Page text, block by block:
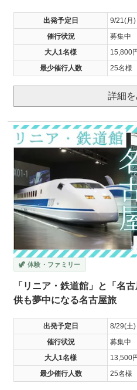
出発予定日
9/21(月)
催行状況
募集中
大人1名様
15,800
最少催行人数
25名様
詳細を
🦖 体験・ファミリー
「リニア・鉄道館」と「名
供も夢中になる名古屋旅
出発予定日
8/29(土)
催行状況
募集中
大人1名様
13,500
最少催行人数
25名様